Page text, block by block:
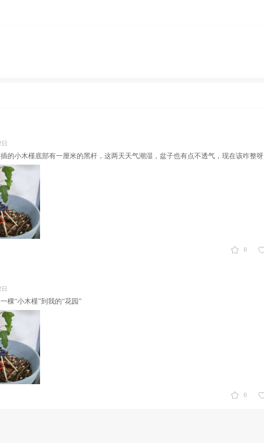
的小木槿底部有一厘米的黑杆，这两天天气潮湿，盆子也有点不透气，现在该咋整呀
0
棵“小木槿”到我的“花园”
0